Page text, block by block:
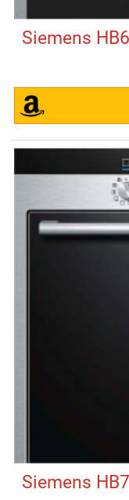
Siemens
Siemens